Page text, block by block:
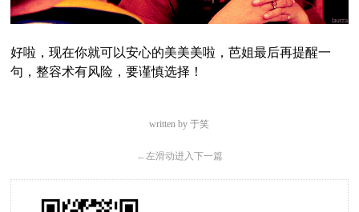
好啦，现在你就可以安心的美美美啦，芭姐最后再提醒一
句，整容术有风险，要谨慎选择！
written by 于笑
←左滑动进入下一篇